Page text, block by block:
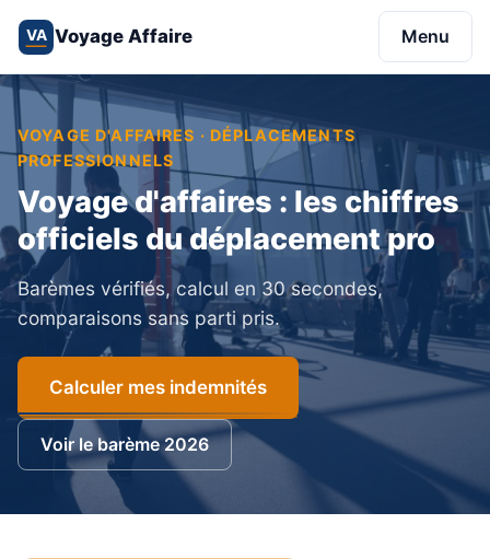
VA Voyage Affaire Menu
VOYAGE D'AFFAIRES · DÉPLACEMENTS
PROFESSIONNELS
Voyage d'affaires : les chiffres
officiels du déplacement pro
Barèmes vérifiés, calcul en 30 secondes,
comparaisons sans parti pris.
Calculer mes indemnités
Voir le barème 2026